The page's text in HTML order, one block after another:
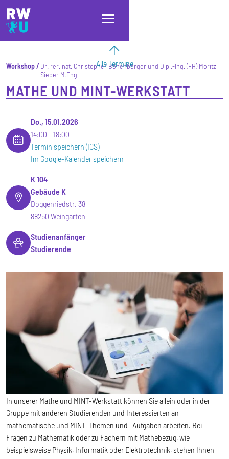
Direkt zum Inhalt
Direkt zur Hauptnavigation
Direkt zum Fußbereich
Alle Termine
Workshop
Dr. rer. nat. Christopher Bonenberger und Dipl.-Ing. (FH) Moritz
Sieber M.Eng.
MATHE UND MINT-WERKSTATT
Do., 15.01.2026
14:00
18:00
Termin speichern (ICS)
Im Google-Kalender speichern
K 104
Gebäude K
Doggenriedstr. 38
88250 Weingarten
Studienanfänger
Studierende
In unserer Mathe und MINT-Werkstatt können Sie allein oder in der
Gruppe mit anderen Studierenden und Interessierten an
mathematische und MINT-Themen und -Aufgaben arbeiten. Bei
Fragen zu Mathematik oder zu Fächern mit Mathebezug, wie
beispielsweise Physik, Informatik oder Elektrotechnik, stehen Ihnen